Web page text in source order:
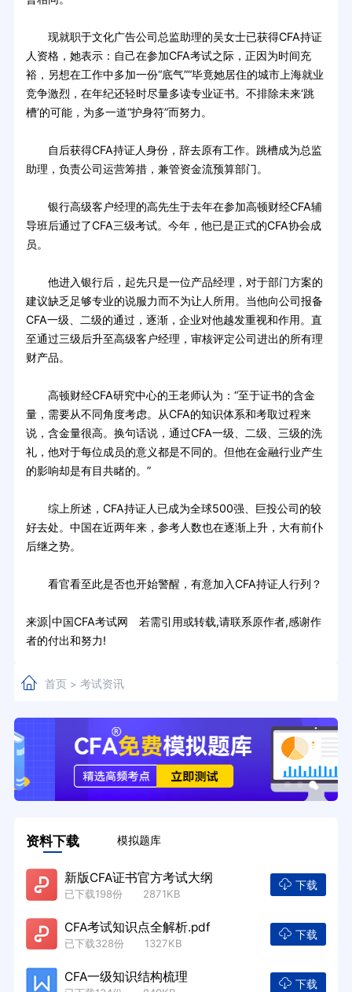
现就职于文化广告公司总监助理的吴女士已获得CFA持证
人资格，她表示：自己在参加CFA考试之际，正因为时间充
裕，另想在工作中多加一份“底气”“毕竟她居住的城市上海就业
竞争激烈，在年纪还轻时尽量多读专业证书。不排除未来‘跳
槽’的可能，为多一道“护身符”而努力。
自后获得CFA持证人身份，辞去原有工作。跳槽成为总监
助理，负责公司运营筹措，兼管资金流预算部门。
银行高级客户经理的高先生于去年在参加高顿财经CFA辅
导班后通过了CFA三级考试。今年，他已是正式的CFA协会成
员。
他进入银行后，起先只是一位产品经理，对于部门方案的
建议缺乏足够专业的说服力而不为让人所用。当他向公司报备
CFA一级、二级的通过，逐渐，企业对他越发重视和作用。直
至通过三级后升至高级客户经理，审核评定公司进出的所有理
财产品。
高顿财经CFA研究中心的王老师认为：“至于证书的含金
量，需要从不同角度考虑。从CFA的知识体系和考取过程来
说，含金量很高。换句话说，通过CFA一级、二级、三级的洗
礼，他对于每位成员的意义都是不同的。但他在金融行业产生
的影响却是有目共睹的。”
综上所述，CFA持证人已成为全球500强、巨投公司的较
好去处。中国在近两年来，参考人数也在逐渐上升，大有前仆
后继之势。
看官看至此是否也开始警醒，有意加入CFA持证人行列？
来源|中国CFA考试网 若需引用或转载,请联系原作者,感谢作
者的付出和努力!
首页> 考试资讯
资料下载 模拟题库
新版CFA证书官方考试大纲
已下载198份 2871KB
下载
CFA考试知识点全解析.pdf
已下载328份 1327KB
下载
CFA一级知识结构梳理 下载